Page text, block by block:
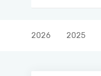
2026 2025